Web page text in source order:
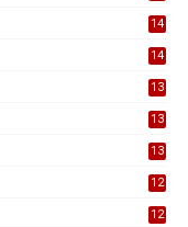
14
14
13
13
13
12
12